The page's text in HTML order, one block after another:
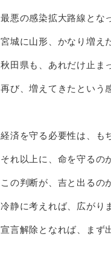
最悪の感染拡大路線とな
宮城に山形、かなり増え
秋田県も、あれだけ止ま
再び、増えてきたという
経済を守る必要性は、も
それ以上に、命を守るの
この判断が、吉と出るの
冷静に考えれば、広がり
宣言解除となれば、まず